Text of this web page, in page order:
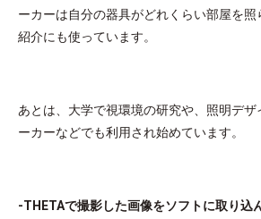
ーカーは自分の器具がどれくらい部屋を
紹介にも使っています。
あとは、大学で視環境の研究や、照明デザ
ーカーなどでも利用され始めています。
-THETAで撮影した画像をソフトに取り込